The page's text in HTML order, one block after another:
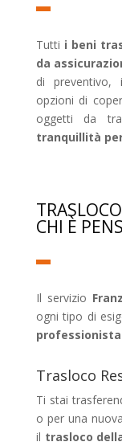
Tutti i beni
da
di preventivo,
opzioni di
oggetti da
tranquillità
CHI È
Il servizio
ogni tipo di
professionista
Trasloco
Ti stai
o per una
il trasloco